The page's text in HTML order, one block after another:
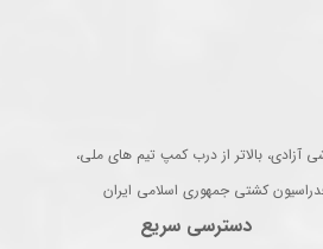
آزادی، بالاتر از درب کمپ تیم های ملی،
کشتی جمهوری اسلامی ایران
دسترسی سریع